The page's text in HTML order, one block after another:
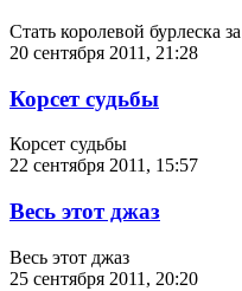
Стать королевой бурлеска
20 сентября 2011, 21:28
Корсет судьбы
Корсет судьбы
22 сентября 2011, 15:57
Весь этот джаз
Весь этот джаз
25 сентября 2011, 20:20